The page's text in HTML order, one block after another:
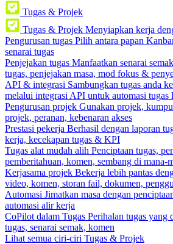
Tugas & Projek
Tugas & Projek Menyiapkan kerja
Pengurusan tugas Pilih antara papan
senarai tugas
Penjejakan tugas Manfaatkan senarai
tugas, penjejakan masa, mod fokus &
API & integrasi Sambungkan tugas anda
melalui integrasi API untuk automasi tugas
Pengurusan projek Gunakan projek,
projek, peranan, kebenaran akses
Prestasi pekerja Berhasil dengan laporan
kerja, kecekapan tugas & KPI
Tugas alat mudah alih Penciptaan tugas,
pemberitahuan, komen, sembang di mana-
Kerjasama projek Bekerja lebih pantas
video, komen, storan fail, dokumen,
Automasi Jimatkan masa dengan
automasi alir kerja
CoPilot dalam Tugas Perihalan tugas yang
tugas, senarai semak, komen
Lihat semua ciri-ciri Tugas & Projek